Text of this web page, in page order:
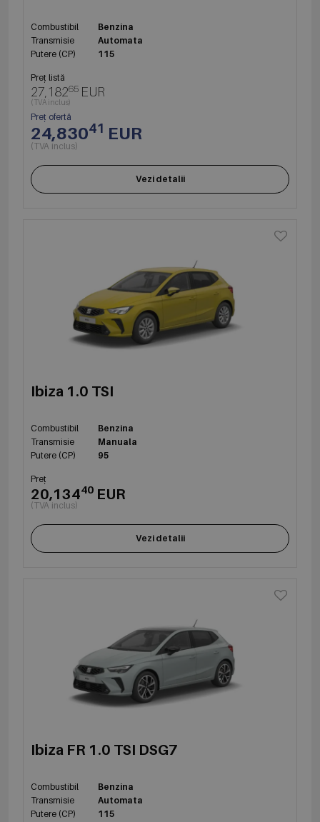
Combustibil
Benzina
Transmisie
Automata
Putere (CP)
115
Preț listă
27,18265 EUR
(TVA inclus)
Preț ofertă
24,83041 EUR
(TVA inclus)
Vezi detalii
Ibiza 1.0 TSI
Combustibil
Benzina
Transmisie
Manuala
Putere (CP)
95
Preț
20,13440 EUR
(TVA inclus)
Vezi detalii
Ibiza FR 1.0 TSI DSG7
Combustibil
Benzina
Transmisie
Automata
Putere (CP)
115